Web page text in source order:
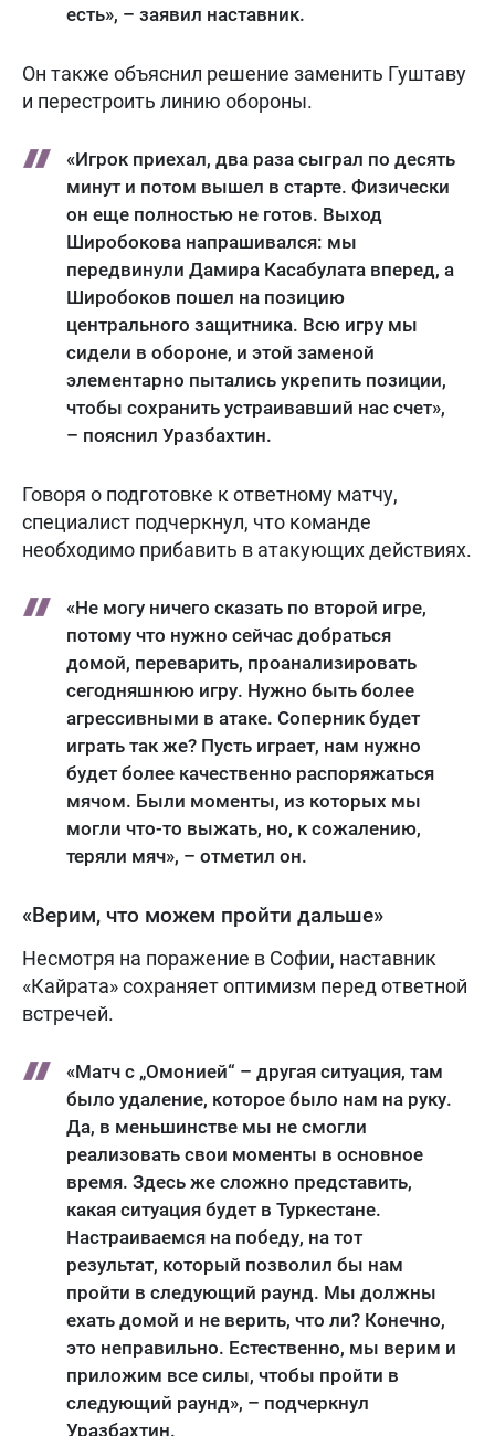
есть», – заявил наставник.
Он также объяснил решение заменить Гуштаву
и перестроить линию обороны.
«Игрок приехал, два раза сыграл по десять
минут и потом вышел в старте. Физически
он еще полностью не готов. Выход
Широбокова напрашивался: мы
передвинули Дамира Касабулата вперед, а
Широбоков пошел на позицию
центрального защитника. Всю игру мы
сидели в обороне, и этой заменой
элементарно пытались укрепить позиции,
чтобы сохранить устраивавший нас счет»,
– пояснил Уразбахтин.
Говоря о подготовке к ответному матчу,
специалист подчеркнул, что команде
необходимо прибавить в атакующих действиях.
«Не могу ничего сказать по второй игре,
потому что нужно сейчас добраться
домой, переварить, проанализировать
сегодняшнюю игру. Нужно быть более
агрессивными в атаке. Соперник будет
играть так же? Пусть играет, нам нужно
будет более качественно распоряжаться
мячом. Были моменты, из которых мы
могли что-то выжать, но, к сожалению,
теряли мяч», – отметил он.
«Верим, что можем пройти дальше»
Несмотря на поражение в Софии, наставник
«Кайрата» сохраняет оптимизм перед ответной
встречей.
«Матч с „Омонией“ – другая ситуация, там
было удаление, которое было нам на руку.
Да, в меньшинстве мы не смогли
реализовать свои моменты в основное
время. Здесь же сложно представить,
какая ситуация будет в Туркестане.
Настраиваемся на победу, на тот
результат, который позволил бы нам
пройти в следующий раунд. Мы должны
ехать домой и не верить, что ли? Конечно,
это неправильно. Естественно, мы верим и
приложим все силы, чтобы пройти в
следующий раунд», – подчеркнул
Уразбахтин.